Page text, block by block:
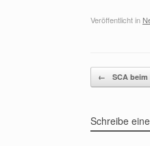
Veröffentlicht in
← SCA
Schreibe